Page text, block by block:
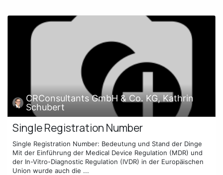
CRConsultants GmbH & Co. KG, Kathrin
Schubert
Single Registration Number
Single Registration Number: Bedeutung und Stand der Dinge
Mit der Einführung der Medical Device Regulation (MDR) und
der In-Vitro-Diagnostic Regulation (IVDR) in der Europäischen
Union wurde auch die ...